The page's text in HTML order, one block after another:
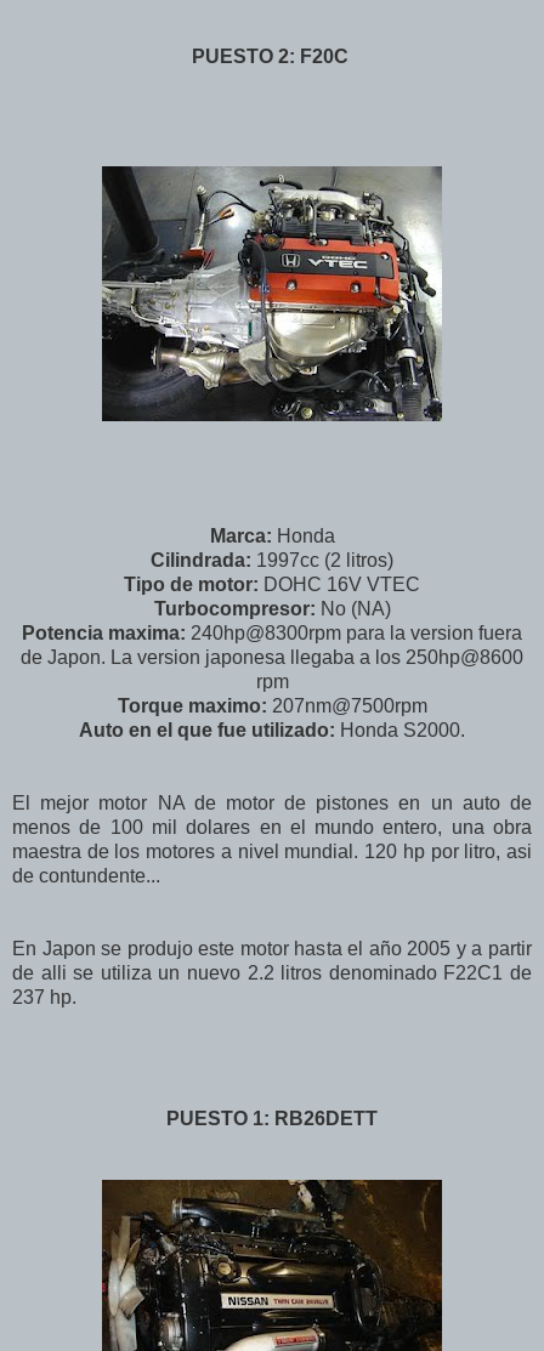
PUESTO 2: F20C
Marca: Honda
Cilindrada: 1997cc (2 litros)
Tipo de motor: DOHC 16V VTEC
Turbocompresor: No (NA)
Potencia maxima: 240hp@8300rpm para la version fuera
de Japon. La version japonesa llegaba a los 250hp@8600
rpm
Torque maximo: 207nm@7500rpm
Auto en el que fue utilizado: Honda S2000.
El mejor motor NA de motor de pistones en un auto de
menos de 100 mil dolares en el mundo entero, una obra
maestra de los motores a nivel mundial. 120 hp por litro, asi
de contundente...
En Japon se produjo este motor hasta el año 2005 y a partir
de alli se utiliza un nuevo 2.2 litros denominado F22C1 de
237 hp.
PUESTO 1: RB26DETT